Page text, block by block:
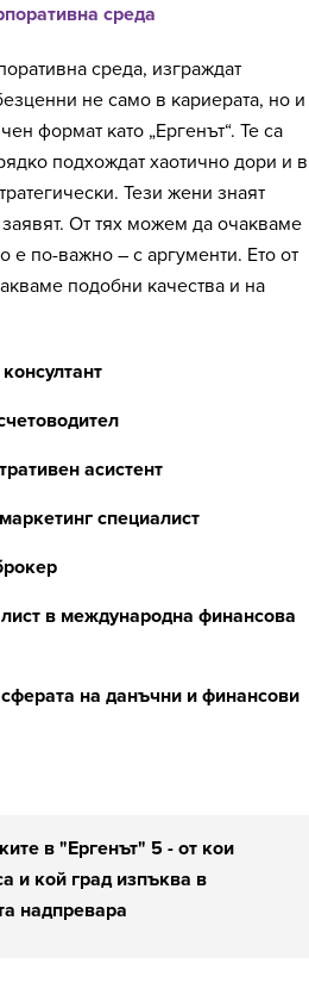
среда
среда, изграждат
не само в кариерата, но и
формат като „Ергенът“. Те са
подхождат хаотично дори и в
Тези жени знаят
заявят. От тях можем да очакваме
е по-важно – с аргументи. Ето от
подобни качества и на
асистент
специалист
в международна финансова
на данъчни и финансови
в "Ергенът" 5 - от кои
и кой град изпъква в
надпревара